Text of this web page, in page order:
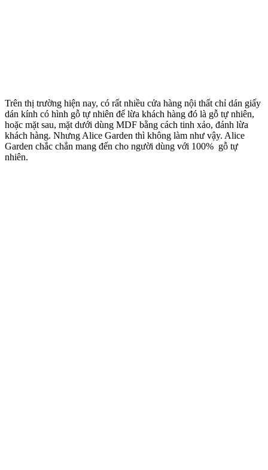
Trên thị trường hiện nay, có rất nhiều cửa hàng nội thất chỉ dán giấy
dán kính có hình gỗ tự nhiên để lừa khách hàng đó là gỗ tự nhiên,
hoặc mặt sau, mặt dưới dùng MDF bằng cách tinh xảo, đánh lừa
khách hàng. Nhưng Alice Garden thì không làm như vậy. Alice
Garden chắc chắn mang đến cho người dùng với 100% gỗ tự
nhiên.